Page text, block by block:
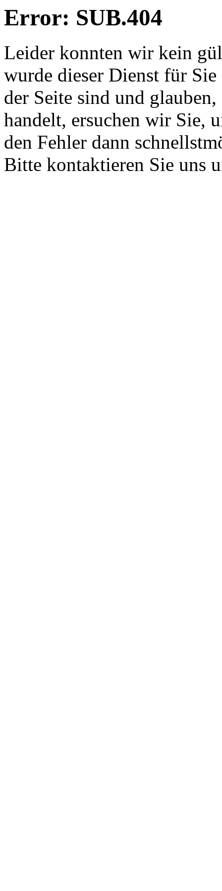
Error: SUB.404
Leider konnten wir kein
wurde dieser Dienst für
der Seite sind und
handelt, ersuchen wir Sie,
den Fehler dann
Bitte kontaktieren Sie uns